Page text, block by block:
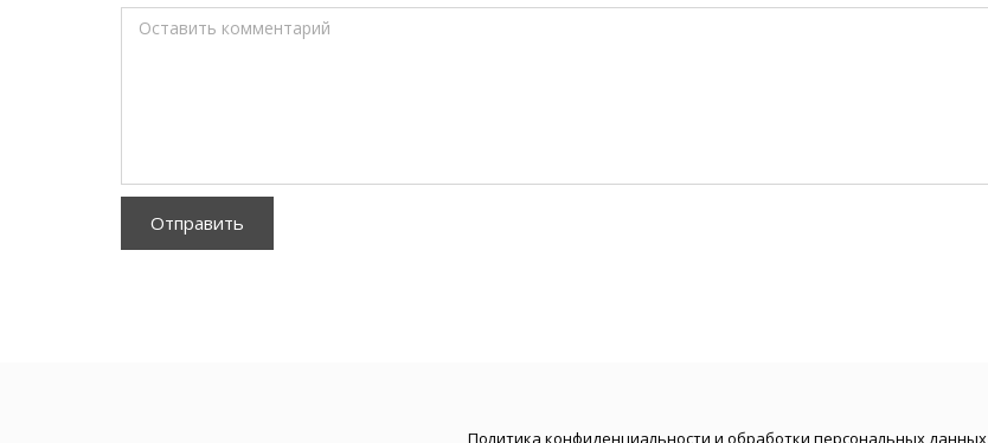
Оставить комментарий
Отправить
Политика конфиденциальности и обработки персональных данных